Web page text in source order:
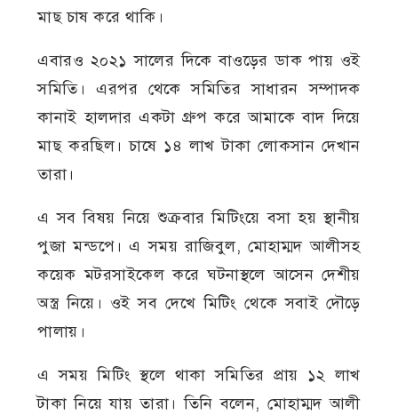
মাছ চাষ করে থাকি।
এবারও ২০২১ সালের দিকে বাওড়ের ডাক পায় ওই
সমিতি। এরপর থেকে সমিতির সাধারন সম্পাদক
কানাই হালদার একটা গ্রুপ করে আমাকে বাদ দিয়ে
মাছ করছিল। চাষে ১৪ লাখ টাকা লোকসান দেখান
তারা।
এ সব বিষয় নিয়ে শুক্রবার মিটিংয়ে বসা হয় স্থানীয়
পুজা মন্ডপে। এ সময় রাজিবুল, মোহাম্মদ আলীসহ
কয়েক মটরসাইকেল করে ঘটনাস্থলে আসেন দেশীয়
অস্ত্র নিয়ে। ওই সব দেখে মিটিং থেকে সবাই দৌড়ে
পালায়।
এ সময় মিটিং স্থলে থাকা সমিতির প্রায় ১২ লাখ
টাকা নিয়ে যায় তারা। তিনি বলেন, মোহাম্মদ আলী